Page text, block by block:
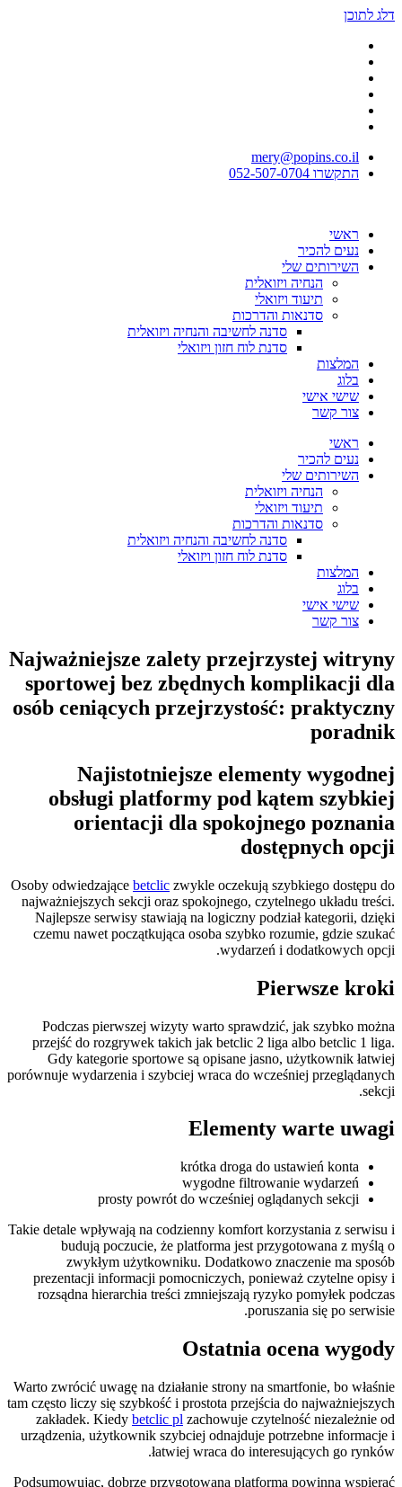
דלג לתוכן
mery@popins.co.il
התקשרו 052-507-0704
ראשי
נעים להכיר
השירותים שלי
הנחיה ויזואלית
תיעוד ויזואלי
סדנאות והדרכות
סדנה לחשיבה והנחיה ויזואלית
סדנת לוח חזון ויזואלי
המלצות
בלוג
שישי אישי
צור קשר
ראשי
נעים להכיר
השירותים שלי
הנחיה ויזואלית
תיעוד ויזואלי
סדנאות והדרכות
סדנה לחשיבה והנחיה ויזואלית
סדנת לוח חזון ויזואלי
המלצות
בלוג
שישי אישי
צור קשר
Najważniejsze zalety przejrzystej witryny
sportowej bez zbędnych komplikacji dla
osób ceniących przejrzystość: praktyczny
poradnik
Najistotniejsze elementy wygodnej
obsługi platformy pod kątem szybkiej
orientacji dla spokojnego poznania
dostępnych opcji
Osoby odwiedzające betclic zwykle oczekują szybkiego dostępu do
najważniejszych sekcji oraz spokojnego, czytelnego układu treści.
Najlepsze serwisy stawiają na logiczny podział kategorii, dzięki
czemu nawet początkująca osoba szybko rozumie, gdzie szukać
wydarzeń i dodatkowych opcji.
Pierwsze kroki
Podczas pierwszej wizyty warto sprawdzić, jak szybko można
przejść do rozgrywek takich jak betclic 2 liga albo betclic 1 liga.
Gdy kategorie sportowe są opisane jasno, użytkownik łatwiej
porównuje wydarzenia i szybciej wraca do wcześniej przeglądanych
sekcji.
Elementy warte uwagi
krótka droga do ustawień konta
wygodne filtrowanie wydarzeń
prosty powrót do wcześniej oglądanych sekcji
Takie detale wpływają na codzienny komfort korzystania z serwisu i
budują poczucie, że platforma jest przygotowana z myślą o
zwykłym użytkowniku. Dodatkowo znaczenie ma sposób
prezentacji informacji pomocniczych, ponieważ czytelne opisy i
rozsądna hierarchia treści zmniejszają ryzyko pomyłek podczas
poruszania się po serwisie.
Ostatnia ocena wygody
Warto zwrócić uwagę na działanie strony na smartfonie, bo właśnie
tam często liczy się szybkość i prostota przejścia do najważniejszych
zakładek. Kiedy betclic pl zachowuje czytelność niezależnie od
urządzenia, użytkownik szybciej odnajduje potrzebne informacje i
łatwiej wraca do interesujących go rynków.
Podsumowując, dobrze przygotowana platforma powinna wspierać